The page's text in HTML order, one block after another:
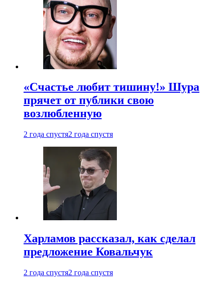
«Счастье любит тишину!» Шура
прячет от публики свою
возлюбленную
2 года спустя2 года спустя
Харламов рассказал, как сделал
предложение Ковальчук
2 года спустя2 года спустя